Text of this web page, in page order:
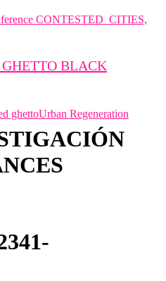
CONTESTED_CITIES,
BLACK
ghettoUrban Regeneration